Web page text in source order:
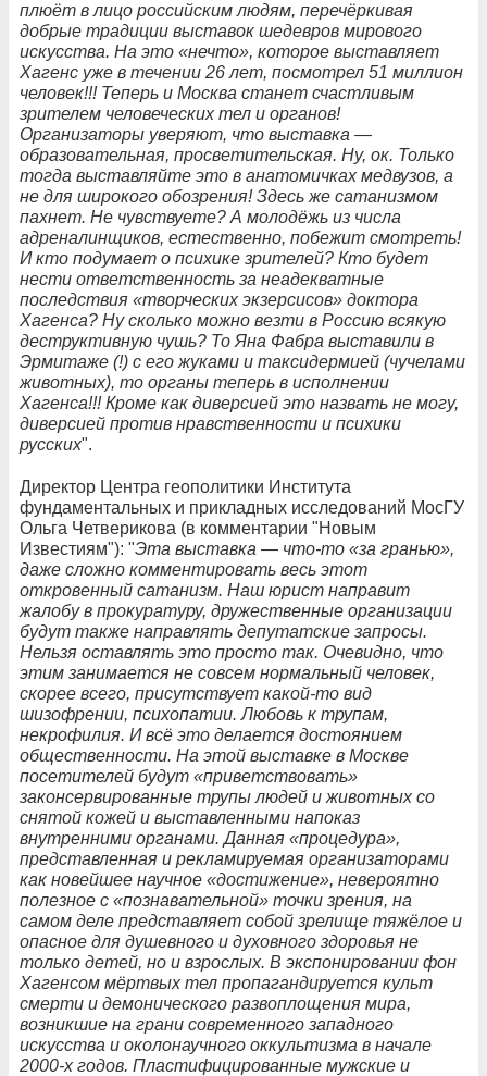
плюёт в лицо российским людям, перечёркивая
добрые традиции выставок шедевров мирового
искусства. На это «нечто», которое выставляет
Хагенс уже в течении 26 лет, посмотрел 51 миллион
человек!!! Теперь и Москва станет счастливым
зрителем человеческих тел и органов!
Организаторы уверяют, что выставка —
образовательная, просветительская. Ну, ок. Только
тогда выставляйте это в анатомичках медвузов, а
не для широкого обозрения! Здесь же сатанизмом
пахнет. Не чувствуете? А молодёжь из числа
адреналинщиков, естественно, побежит смотреть!
И кто подумает о психике зрителей? Кто будет
нести ответственность за неадекватные
последствия «творческих экзерсисов» доктора
Хагенса? Ну сколько можно везти в Россию всякую
деструктивную чушь? То Яна Фабра выставили в
Эрмитаже (!) с его жуками и таксидермией (чучелами
животных), то органы теперь в исполнении
Хагенса!!! Кроме как диверсией это назвать не могу,
диверсией против нравственности и психики
русских".
Директор Центра геополитики Института
фундаментальных и прикладных исследований МосГУ
Ольга Четверикова (в комментарии "Новым
Известиям"): "Эта выставка — что-то «за гранью»,
даже сложно комментировать весь этот
откровенный сатанизм. Наш юрист направит
жалобу в прокуратуру, дружественные организации
будут также направлять депутатские запросы.
Нельзя оставлять это просто так. Очевидно, что
этим занимается не совсем нормальный человек,
скорее всего, присутствует какой-то вид
шизофрении, психопатии. Любовь к трупам,
некрофилия. И всё это делается достоянием
общественности. На этой выставке в Москве
посетителей будут «приветствовать»
законсервированные трупы людей и животных со
снятой кожей и выставленными напоказ
внутренними органами. Данная «процедура»,
представленная и рекламируемая организаторами
как новейшее научное «достижение», невероятно
полезное с «познавательной» точки зрения, на
самом деле представляет собой зрелище тяжёлое и
опасное для душевного и духовного здоровья не
только детей, но и взрослых. В экспонировании фон
Хагенсом мёртвых тел пропагандируется культ
смерти и демонического развоплощения мира,
возникшие на грани современного западного
искусства и околонаучного оккультизма в начале
2000-х годов. Пластифицированные мужские и